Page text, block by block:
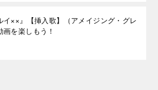
イ××』【挿入歌】（アメイジング・グレ
を楽しもう！